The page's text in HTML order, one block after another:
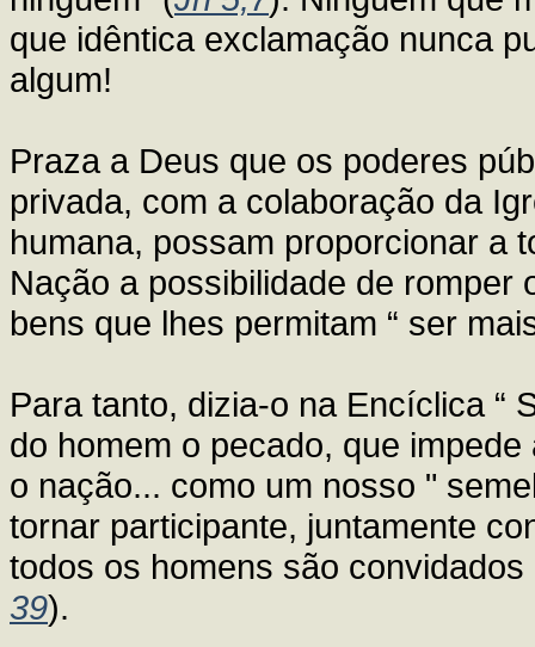
que idêntica exclamação nunca
algum!
Praza a Deus que os poderes
privada, com a colaboração da
humana, possam proporcionar a
Nação a possibilidade de
bens que lhes permitam “ ser
Para tanto, dizia-o na Encíclica “
do homem o pecado, que
o nação... como um nosso "
tornar participante, juntamente
todos os homens são
39).